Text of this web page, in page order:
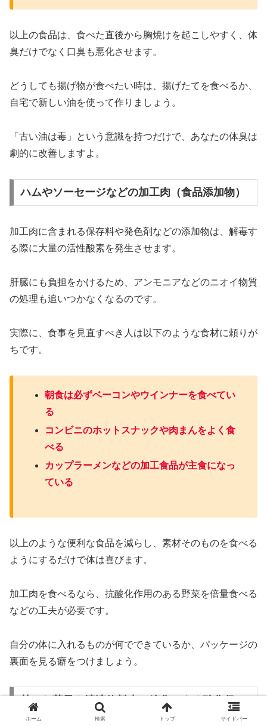
以上の食品は、食べた直後から胸焼けを起こしやすく、体
臭だけでなく口臭も悪化させます。
どうしても揚げ物が食べたい時は、揚げたてを食べるか、
自宅で新しい油を使って作りましょう。
「古い油は毒」という意識を持つだけで、あなたの体臭は
劇的に改善しますよ。
ハムやソーセージなどの加工肉（食品添加物）
加工肉に含まれる保存料や発色剤などの添加物は、解毒す
る際に大量の活性酸素を発生させます。
肝臓にも負担をかけるため、アンモニアなどのニオイ物質
の処理も追いつかなくなるのです。
実際に、食事を見直すべき人は以下のような食材に頼りが
ちです。
朝食は必ずベーコンやウインナーを食べてい
る
コンビニのホットスナックや肉まんをよく食
べる
カップラーメンなどの加工食品が主食になっ
ている
以上のような便利な食品を減らし、素材そのものを食べる
ようにするだけで体は喜びます。
加工肉を食べるなら、抗酸化作用のある野菜を倍量食べる
などの工夫が必要です。
自分の体に入れるものが何でできているか、パッケージの
裏面を見る癖をつけましょう。
甘いお菓子や清涼飲料水（糖化による酸化促
進）
ホーム 検索 トップ サイドバー